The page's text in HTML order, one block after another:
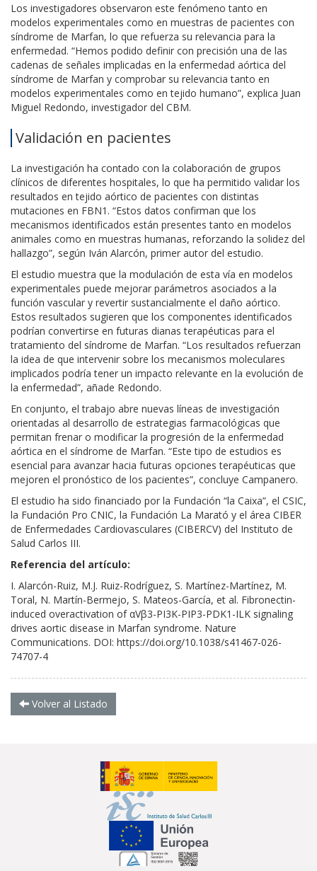
Los investigadores observaron este fenómeno tanto en
modelos experimentales como en muestras de pacientes con
síndrome de Marfan, lo que refuerza su relevancia para la
enfermedad. “Hemos podido definir con precisión una de las
cadenas de señales implicadas en la enfermedad aórtica del
síndrome de Marfan y comprobar su relevancia tanto en
modelos experimentales como en tejido humano”, explica Juan
Miguel Redondo, investigador del CBM.
Validación en pacientes
La investigación ha contado con la colaboración de grupos
clínicos de diferentes hospitales, lo que ha permitido validar los
resultados en tejido aórtico de pacientes con distintas
mutaciones en FBN1. “Estos datos confirman que los
mecanismos identificados están presentes tanto en modelos
animales como en muestras humanas, reforzando la solidez del
hallazgo”, según Iván Alarcón, primer autor del estudio.
El estudio muestra que la modulación de esta vía en modelos
experimentales puede mejorar parámetros asociados a la
función vascular y revertir sustancialmente el daño aórtico.
Estos resultados sugieren que los componentes identificados
podrían convertirse en futuras dianas terapéuticas para el
tratamiento del síndrome de Marfan. “Los resultados refuerzan
la idea de que intervenir sobre los mecanismos moleculares
implicados podría tener un impacto relevante en la evolución de
la enfermedad”, añade Redondo.
En conjunto, el trabajo abre nuevas líneas de investigación
orientadas al desarrollo de estrategias farmacológicas que
permitan frenar o modificar la progresión de la enfermedad
aórtica en el síndrome de Marfan. “Este tipo de estudios es
esencial para avanzar hacia futuras opciones terapéuticas que
mejoren el pronóstico de los pacientes”, concluye Campanero.
El estudio ha sido financiado por la Fundación “la Caixa”, el CSIC,
la Fundación Pro CNIC, la Fundación La Marató y el área CIBER
de Enfermedades Cardiovasculares (CIBERCV) del Instituto de
Salud Carlos III.
Referencia del artículo:
I. Alarcón-Ruiz, M.J. Ruiz-Rodríguez, S. Martínez-Martínez, M.
Toral, N. Martín-Bermejo, S. Mateos-García, et al. Fibronectin-
induced overactivation of αVβ3-PI3K-PIP3-PDK1-ILK signaling
drives aortic disease in Marfan syndrome. Nature
Communications. DOI: https://doi.org/10.1038/s41467-026-
74707-4
Volver al Listado